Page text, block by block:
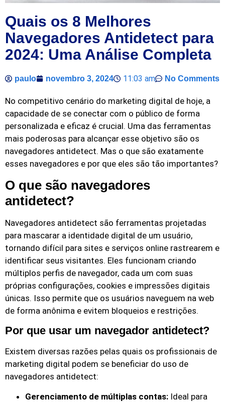
Quais os 8 Melhores
Navegadores Antidetect para
2024: Uma Análise Completa
paulo novembro 3, 2024 11:03 am No Comments
No competitivo cenário do marketing digital de hoje, a
capacidade de se conectar com o público de forma
personalizada e eficaz é crucial. Uma das ferramentas
mais poderosas para alcançar esse objetivo são os
navegadores antidetect. Mas o que são exatamente
esses navegadores e por que eles são tão importantes?
O que são navegadores
antidetect?
Navegadores antidetect são ferramentas projetadas
para mascarar a identidade digital de um usuário,
tornando difícil para sites e serviços online rastrearem e
identificar seus visitantes. Eles funcionam criando
múltiplos perfis de navegador, cada um com suas
próprias configurações, cookies e impressões digitais
únicas. Isso permite que os usuários naveguem na web
de forma anônima e evitem bloqueios e restrições.
Por que usar um navegador antidetect?
Existem diversas razões pelas quais os profissionais de
marketing digital podem se beneficiar do uso de
navegadores antidetect:
Gerenciamento de múltiplas contas: Ideal para